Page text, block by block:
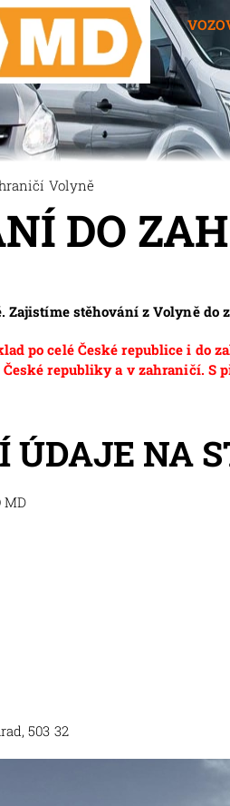
Volyně
DO
stěhování z Volyně do
po celé České republice i do
republiky a v zahraničí. S
NA
MD
503 32